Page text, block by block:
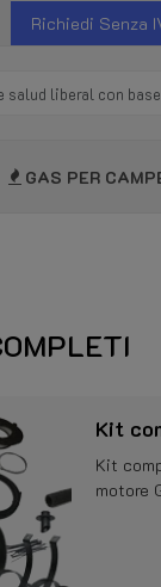
Richiedi Senza
GAS PER
Kit
Kit
motore